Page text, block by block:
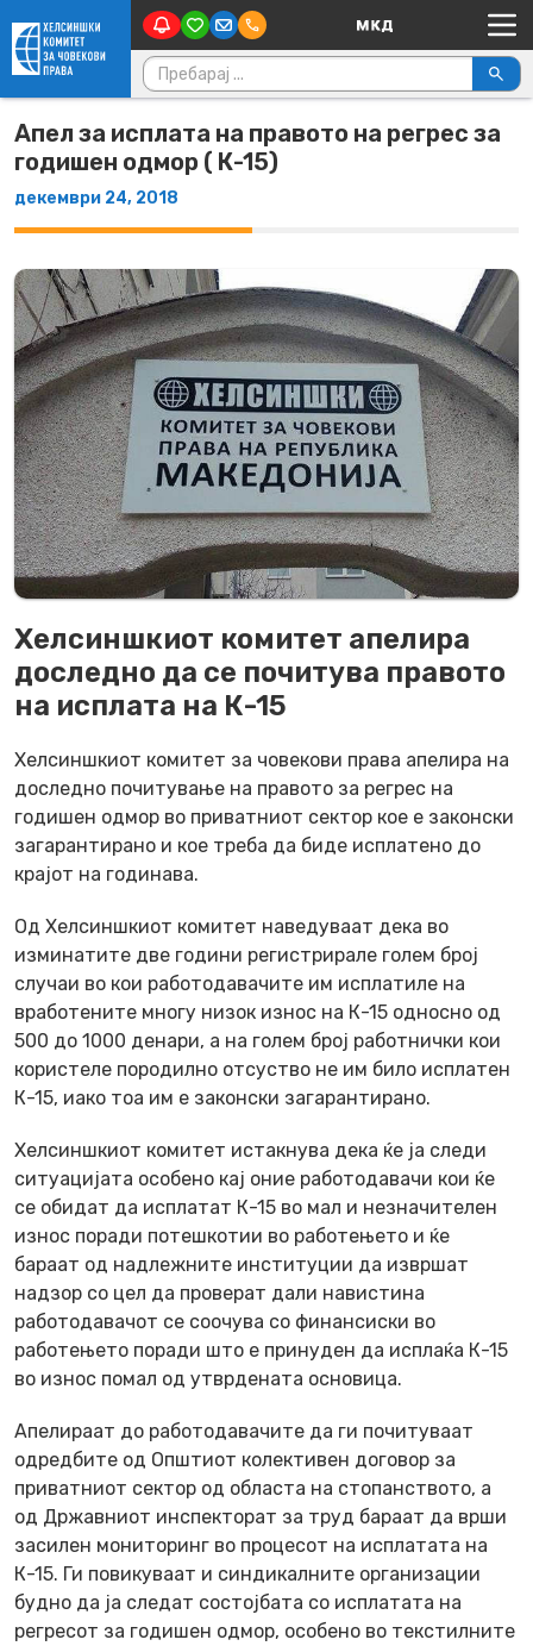
Skip to content Main Navigation
Пребарувај за:
Апел за исплата на правото на регрес за
годишен одмор ( К-15)
декември 24, 2018
Хелсиншкиот комитет апелира
доследно да се почитува правото
на исплата на К-15
Хелсиншкиот комитет за човекови права апелира на
доследно почитување на правото за регрес на
годишен одмор во приватниот сектор кое е законски
загарантирано и кое треба да биде исплатено до
крајот на годинава.
Од Хелсиншкиот комитет наведуваат дека во
изминатите две години регистрирале голем број
случаи во кои работодавачите им исплатиле на
вработените многу низок износ на К-15 односно од
500 до 1000 денари, а на голем број работнички кои
користеле породилно отсуство не им било исплатен
К-15, иако тоа им е законски загарантирано.
Хелсиншкиот комитет истакнува дека ќе ја следи
ситуацијата особено кај оние работодавачи кои ќе
се обидат да исплатат К-15 во мал и незначителен
износ поради потешкотии во работењето и ќе
бараат од надлежните институции да извршат
надзор со цел да проверат дали навистина
работодавачот се соочува со финансиски во
работењето поради што е принуден да исплаќа К-15
во износ помал од утврдената основица.
Апелираат до работодавачите да ги почитуваат
одредбите од Општиот колективен договор за
приватниот сектор од областа на стопанството, а
од Државниот инспекторат за труд бараат да врши
засилен мониторинг во процесот на исплатата на
К-15. Ги повикуваат и синдикалните организации
будно да ја следат состојбата со исплатата на
регресот за годишен одмор, особено во текстилните